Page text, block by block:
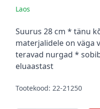
Laos
Kirjeldus
Suurus 28 cm * tänu
materjalidele on väga
teravad nurgad *
eluaastast
Tootekood: 22-21250